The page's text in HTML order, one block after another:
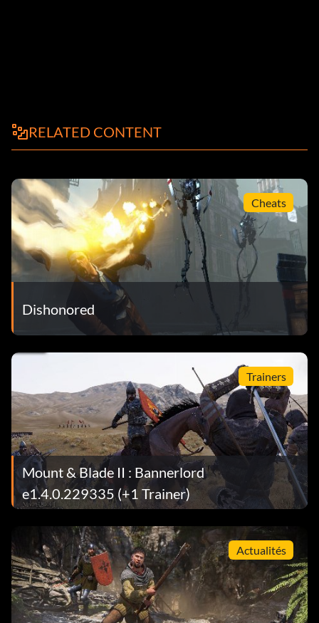
RELATED CONTENT
Cheats
Dishonored
Trainers
Mount & Blade II : Bannerlord
e1.4.0.229335 (+1 Trainer)
Actualités